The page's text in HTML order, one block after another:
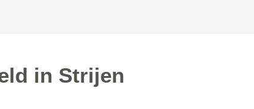
in Strijen